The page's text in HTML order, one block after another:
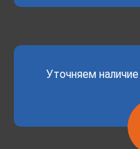
Уточняем